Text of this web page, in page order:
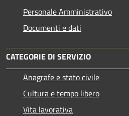
Personale Amministrativo
Documenti e dati
CATEGORIE DI SERVIZIO
Anagrafe e stato civile
Cultura e tempo libero
Vita lavorativa